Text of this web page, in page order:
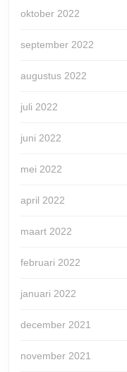
oktober 2022
september 2022
augustus 2022
juli 2022
juni 2022
mei 2022
april 2022
maart 2022
februari 2022
januari 2022
december 2021
november 2021